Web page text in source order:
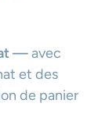
—avec
et des
de panier